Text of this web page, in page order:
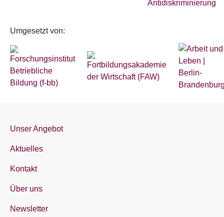
Umgesetzt von:
Unser Angebot
Aktuelles
Kontakt
Über uns
Newsletter